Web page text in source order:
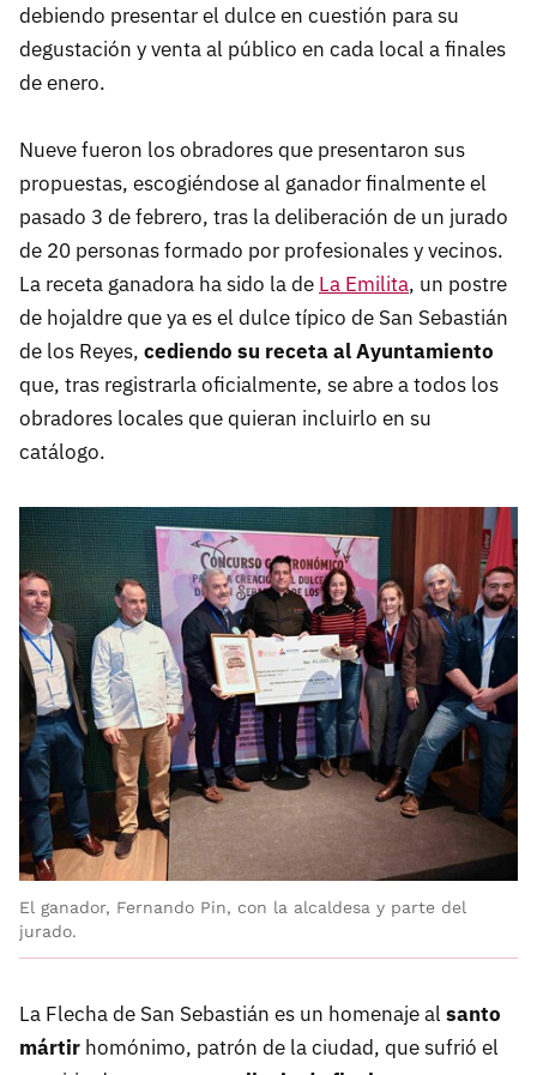
debiendo presentar el dulce en cuestión para su
degustación y venta al público en cada local a finales
de enero.
Nueve fueron los obradores que presentaron sus
propuestas, escogiéndose al ganador finalmente el
pasado 3 de febrero, tras la deliberación de un jurado
de 20 personas formado por profesionales y vecinos.
La receta ganadora ha sido la de La Emilita, un postre
de hojaldre que ya es el dulce típico de San Sebastián
de los Reyes, cediendo su receta al Ayuntamiento
que, tras registrarla oficialmente, se abre a todos los
obradores locales que quieran incluirlo en su
catálogo.
El ganador, Fernando Pin, con la alcaldesa y parte del
jurado.
La Flecha de San Sebastián es un homenaje al santo
mártir homónimo, patrón de la ciudad, que sufrió el